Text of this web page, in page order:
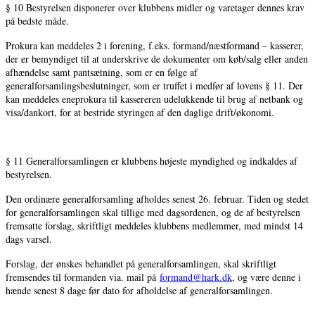
§ 10 Bestyrelsen disponerer over klubbens midler og varetager dennes krav
på bedste måde.
Prokura kan meddeles 2 i forening, f.eks. formand/næstformand – kasserer,
der er bemyndiget til at underskrive de dokumenter om køb/salg eller anden
afhændelse samt pantsætning, som er en følge af
generalforsamlingsbeslutninger, som er truffet i medfør af lovens § 11. Der
kan meddeles eneprokura til kassereren udelukkende til brug af netbank og
visa/dankort, for at bestride styringen af den daglige drift/økonomi.
§ 11 Generalforsamlingen er klubbens højeste myndighed og indkaldes af
bestyrelsen.
Den ordinære generalforsamling afholdes senest 26. februar. Tiden og stedet
for generalforsamlingen skal tillige med dagsordenen, og de af bestyrelsen
fremsatte forslag, skriftligt meddeles klubbens medlemmer, med mindst 14
dags varsel.
Forslag, der ønskes behandlet på generalforsamlingen, skal skriftligt
fremsendes til formanden via. mail på formand@hark.dk, og være denne i
hænde senest 8 dage før dato for afholdelse af generalforsamlingen.